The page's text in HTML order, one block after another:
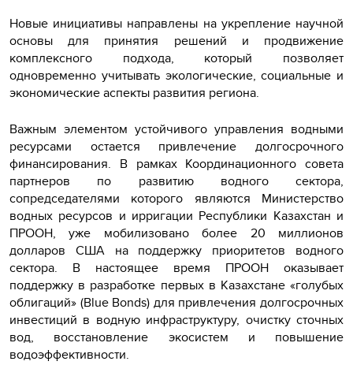
Новые инициативы направлены на укрепление научной
основы для принятия решений и продвижение
комплексного подхода, который позволяет
одновременно учитывать экологические, социальные и
экономические аспекты развития региона.
Важным элементом устойчивого управления водными
ресурсами остается привлечение долгосрочного
финансирования. В рамках Координационного совета
партнеров по развитию водного сектора,
сопредседателями которого являются Министерство
водных ресурсов и ирригации Республики Казахстан и
ПРООН, уже мобилизовано более 20 миллионов
долларов США на поддержку приоритетов водного
сектора. В настоящее время ПРООН оказывает
поддержку в разработке первых в Казахстане «голубых
облигаций» (Blue Bonds) для привлечения долгосрочных
инвестиций в водную инфраструктуру, очистку сточных
вод, восстановление экосистем и повышение
водоэффективности.